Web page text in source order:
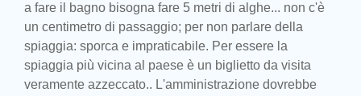
a fare il bagno bisogna fare 5 metri di alghe... non c'è
un centimetro di passaggio; per non parlare della
spiaggia: sporca e impraticabile. Per essere la
spiaggia più vicina al paese è un biglietto da visita
veramente azzeccato.. L'amministrazione dovrebbe